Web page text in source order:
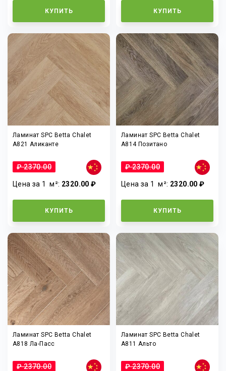
КУПИТЬ КУПИТЬ
Ламинат SPC Betta Chalet
A821 Аликанте
₽ 2370.00
Цена за 1м²: 2320.00 ₽
КУПИТЬ
Ламинат SPC Betta Chalet
A814 Позитано
₽ 2370.00
Цена за 1м²: 2320.00 ₽
КУПИТЬ
Ламинат SPC Betta Chalet
A818 Ла-Пасс
₽ 2370.00
Ламинат SPC Betta Chalet
A811 Альто
₽ 2370.00